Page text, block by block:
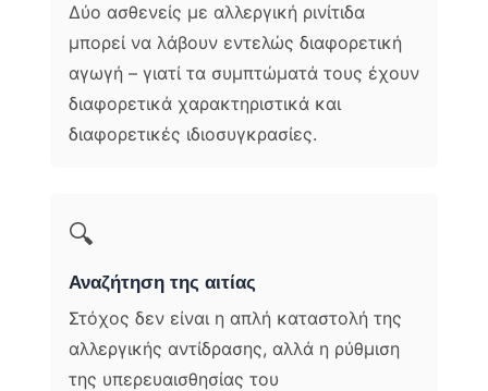
Δύο ασθενείς με αλλεργική ρινίτιδα
μπορεί να λάβουν εντελώς διαφορετική
αγωγή – γιατί τα συμπτώματά τους έχουν
διαφορετικά χαρακτηριστικά και
διαφορετικές ιδιοσυγκρασίες.
🔍
Αναζήτηση της αιτίας
Στόχος δεν είναι η απλή καταστολή της
αλλεργικής αντίδρασης, αλλά η ρύθμιση
της υπερευαισθησίας του